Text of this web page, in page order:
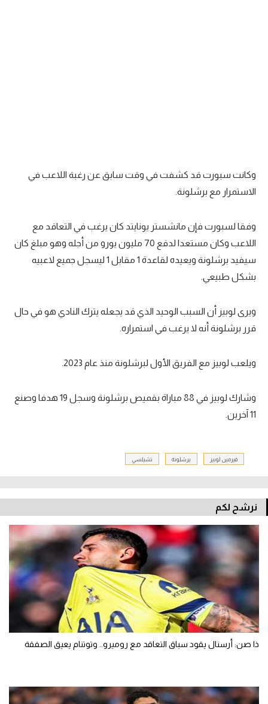
وكانت سبورت قد كشفت في وقت سابق عن رغبة اللاعب في
الاستمرار مع برشلونة.
وفقا لسبورت فإن مانشستر يونايتد كان يرغب في التعاقد مع
اللاعب وكان مستعدا لدفع 70 مليون يورو من أجله وهو مبلغ كان
سيفيد برشلونة ويعيده لقاعدة 1 مقابل 1 ليسجل جميع لاعبيه
بشكل طبيعي.
ويرى لوبيز أن السبب الوحيد الذي قد يجعله يترك النادي هو في حال
قرر برشلونة أنه لا يرغب في استمراره.
ويلعب لوبيز مع الفريق الأول لبرشلونة منذ عام 2023.
وشارك لوبيز في 88 مباراة بقميص برشلونة وسجل 19 هدفا وصنع
11 آخرين.
فيرمين لوبيز برشلونة تشيلسي
نرشح لكم
ذا صن: أرسنال يقود سباق التعاقد مع روميرو.. وتوتنام يعيق الصفقة